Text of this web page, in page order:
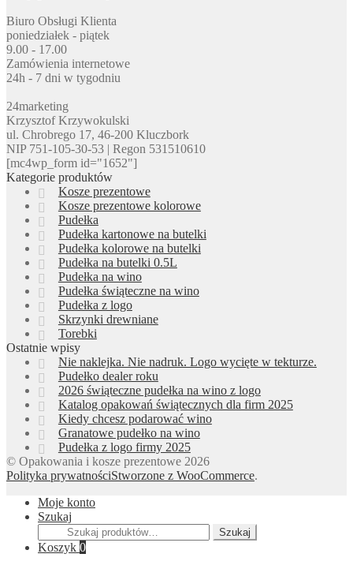
Biuro Obsługi Klienta
poniedziałek - piątek
9.00 - 17.00
Zamówienia internetowe
24h - 7 dni w tygodniu
24marketing
Krzysztof Krzywokulski
ul. Chrobrego 17, 46-200 Kluczbork
NIP 751-105-30-53 | Regon 531510610
[mc4wp_form id="1652"]
Kategorie produktów
Kosze prezentowe
Kosze prezentowe kolorowe
Pudełka
Pudełka kartonowe na butelki
Pudełka kolorowe na butelki
Pudełka na butelki 0.5L
Pudełka na wino
Pudełka świąteczne na wino
Pudełka z logo
Skrzynki drewniane
Torebki
Ostatnie wpisy
Nie naklejka. Nie nadruk. Logo wycięte w tekturze.
Pudełko dealer roku
2026 świąteczne pudełka na wino z logo
Katalog opakowań świątecznych dla firm 2025
Kiedy chcesz podarować wino
Granatowe pudełko na wino
Pudełka z logo firmy 2025
© Opakowania i kosze prezentowe 2026
Polityka prywatnościStworzone z WooCommerce.
Moje konto
Szukaj
Szukaj:
Szukaj
Koszyk 0